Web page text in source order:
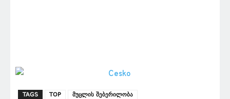
TAGS TOP მუცლის შებერილობა